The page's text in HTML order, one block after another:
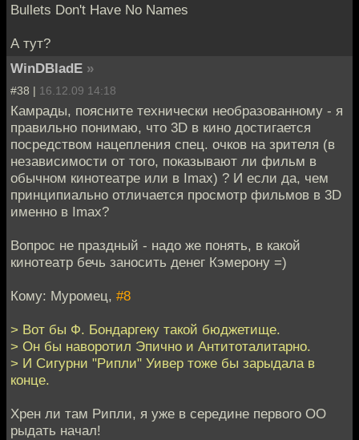
Bullets Don't Have No Names
А тут?
WinDBladE »
#38 | 16.12.09 14:18
Камрады, поясните технически необразованному - я
правильно понимаю, что 3D в кино достигается
посредством нацепления спец. очков на зрителя (в
независимости от того, показывают ли фильм в
обычном кинотеатре или в Imax) ? И если да, чем
принципиально отличается просмотр фильмов в 3D
именно в Imax?
Вопрос не праздный - надо же понять, в какой
кинотеатр бечь заносить денег Кэмерону =)
Кому: Муромец, #8
> Вот бы Ф. Бондаргеку такой бюджетище.
> Он бы наворотил Эпично и Антитоталитарно.
> И Сигурни "Рипли" Уивер тоже бы зарыдала в
конце.
Хрен ли там Рипли, я уже в середине первого ОО
рыдать начал!